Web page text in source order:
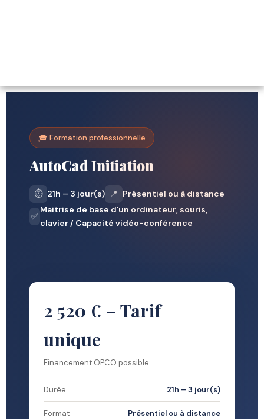
🎓 Formation professionnelle
AutoCad Initiation
⏱️ 21h – 3 jour(s) 📍 Présentiel ou à distance
✅
Maitrise de base d'un ordinateur, souris,
clavier / Capacité vidéo-conférence
2 520 € – Tarif
unique
Financement OPCO possible
Durée 21h – 3 jour(s)
Format Présentiel ou à distance